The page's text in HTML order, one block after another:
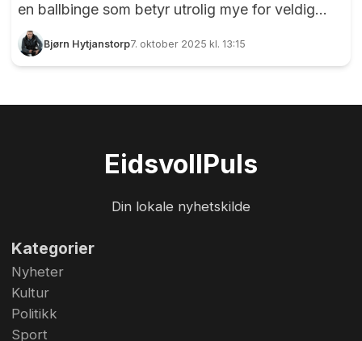
en ballbinge som betyr utrolig mye for veldig
mange mennesker. På et område på 22 x 16
meter bygges det broer med lærkula som
Eidsvollmesterskap i gatefotball. Så glad blir
Bjørn Hytjanstorp7. oktober 2025 kl. 13:15
EidsvollPuls
Din lokale nyhetskilde
Kategorier
Nyheter
Kultur
Politikk
Sport